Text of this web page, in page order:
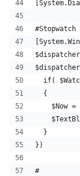
if(
  {
$Now =
  }
})
#